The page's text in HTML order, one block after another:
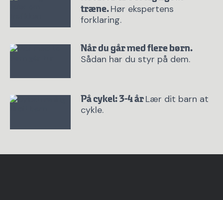
træne.Hør ekspertens
forklaring.
Når du går med flere børn.
Sådan har du styr på dem.
På cykel: 3-4 årLær dit barn at
cykle.